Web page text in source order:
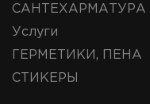
САНТЕХАРМАТУРА
Услуги
ГЕРМЕТИКИ, ПЕНА
СТИКЕРЫ